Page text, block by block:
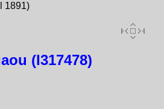
1891)
(I317478)